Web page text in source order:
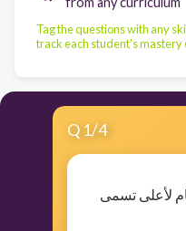
Tag the questions with any
track each student's mastery
Q 1/4
لأعلى تسمى